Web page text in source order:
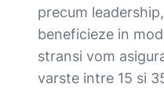
precum
beneficieze in
stransi vom
varste intre 15 si